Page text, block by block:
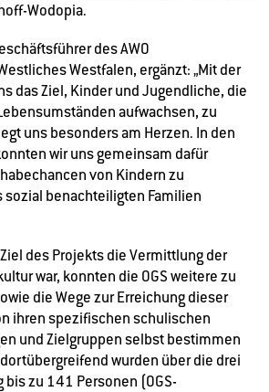
Wodopia.
des AWO
Westfalen, ergänzt: „Mit der
das Ziel, Kinder und Jugendliche, die
aufwachsen, zu
uns besonders am Herzen. In den
wir uns gemeinsam dafür
von Kindern zu
sozial benachteiligten Familien
des Projekts die Vermittlung der
war, konnten die OGS weitere zu
die Wege zur Erreichung dieser
ihren spezifischen schulischen
und Zielgruppen selbst bestimmen
wurden über die drei
zu 141 Personen (OGS-